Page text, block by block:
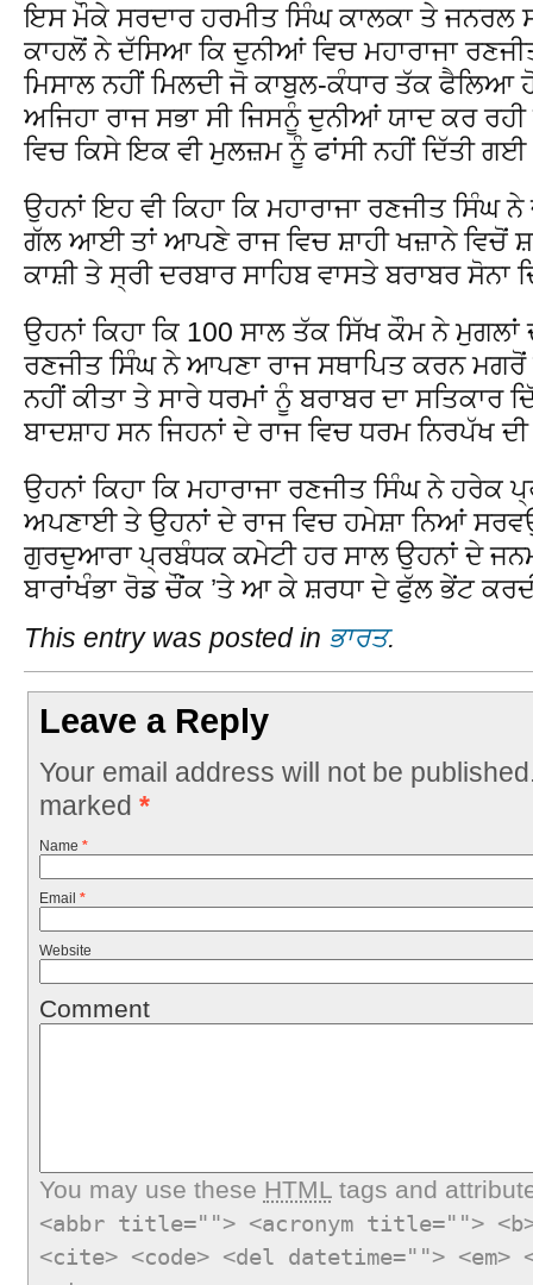
ਇਸ ਮੌਕੇ ਸਰਦਾਰ ਹਰਮੀਤ ਸਿੰਘ ਕਾਲਕਾ ਤੇ ਜਨਰਲ
ਕਾਹਲੋਂ ਨੇ ਦੱਸਿਆ ਕਿ ਦੁਨੀਆਂ ਵਿਚ ਮਹਾਰਾਜਾ
ਮਿਸਾਲ ਨਹੀਂ ਮਿਲਦੀ ਜੋ ਕਾਬੁਲ-ਕੰਧਾਰ ਤੱਕ ਫੈਲਿਆ
ਅਜਿਹਾ ਰਾਜ ਸਭਾ ਸੀ ਜਿਸਨੂੰ ਦੁਨੀਆਂ ਯਾਦ ਕਰ ਰਹੀ
ਵਿਚ ਕਿਸੇ ਇਕ ਵੀ ਮੁਲਜ਼ਮ ਨੂੰ ਫਾਂਸੀ ਨਹੀਂ ਦਿੱਤੀ
ਉਹਨਾਂ ਇਹ ਵੀ ਕਿਹਾ ਕਿ ਮਹਾਰਾਜਾ ਰਣਜੀਤ ਸਿੰਘ
ਗੱਲ ਆਈ ਤਾਂ ਆਪਣੇ ਰਾਜ ਵਿਚ ਸ਼ਾਹੀ ਖਜ਼ਾਨੇ ਵਿਚੋਂ
ਕਾਸ਼ੀ ਤੇ ਸ੍ਰੀ ਦਰਬਾਰ ਸਾਹਿਬ ਵਾਸਤੇ ਬਰਾਬਰ ਸੋਨਾ
ਉਹਨਾਂ ਕਿਹਾ ਕਿ 100 ਸਾਲ ਤੱਕ ਸਿੱਖ ਕੌਮ ਨੇ
ਰਣਜੀਤ ਸਿੰਘ ਨੇ ਆਪਣਾ ਰਾਜ ਸਥਾਪਿਤ ਕਰਨ ਮਗਰੋਂ
ਨਹੀਂ ਕੀਤਾ ਤੇ ਸਾਰੇ ਧਰਮਾਂ ਨੂੰ ਬਰਾਬਰ ਦਾ
ਬਾਦਸ਼ਾਹ ਸਨ ਜਿਹਨਾਂ ਦੇ ਰਾਜ ਵਿਚ ਧਰਮ ਨਿਰਪੱਖ
ਉਹਨਾਂ ਕਿਹਾ ਕਿ ਮਹਾਰਾਜਾ ਰਣਜੀਤ ਸਿੰਘ ਨੇ ਹਰੇਕ
ਅਪਣਾਈ ਤੇ ਉਹਨਾਂ ਦੇ ਰਾਜ ਵਿਚ ਹਮੇਸ਼ਾ ਨਿਆਂ
ਗੁਰਦੁਆਰਾ ਪ੍ਰਬੰਧਕ ਕਮੇਟੀ ਹਰ ਸਾਲ ਉਹਨਾਂ ਦੇ
ਬਾਰਾਂਖੰਭਾ ਰੋਡ ਚੌਂਕ ’ਤੇ ਆ ਕੇ ਸ਼ਰਧਾ ਦੇ ਫੁੱਲ ਭੇਂਟ
This entry was posted in ਭਾਰਤ.
Leave a Reply
Your email address will not be
marked *
Name *
Email *
Website
Comment
You may use these HTMLtags and
<abbr title=""> <acronym title="">
<cite> <code> <del datetime="">